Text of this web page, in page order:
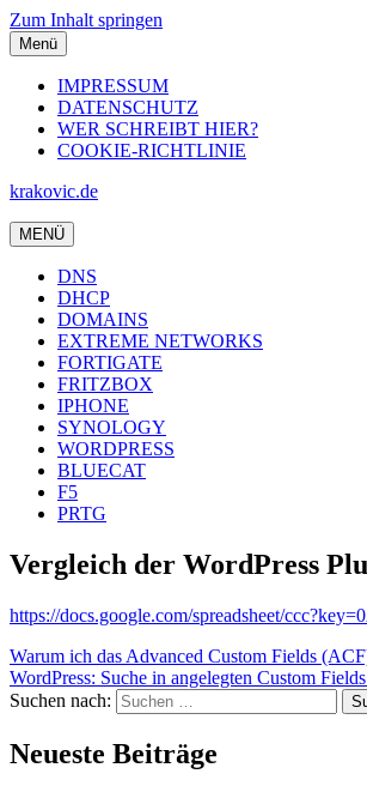
Zum Inhalt springen
Menü
IMPRESSUM
DATENSCHUTZ
WER SCHREIBT HIER?
COOKIE-RICHTLINIE
krakovic.de
MENÜ
DNS
DHCP
DOMAINS
EXTREME NETWORKS
FORTIGATE
FRITZBOX
IPHONE
SYNOLOGY
WORDPRESS
BLUECAT
F5
PRTG
Vergleich der WordPress
https://docs.google.com/spreadsheet/
Warum ich das Advanced Custom Fields
WordPress: Suche in angelegten Custom
Suchen nach:
Neueste Beiträge